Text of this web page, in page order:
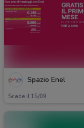
Spazio Enel
Scade il 15/09